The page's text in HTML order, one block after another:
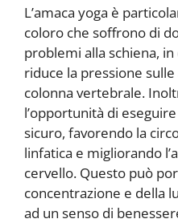
L’amaca yoga è
coloro che soffrono di
problemi alla schiena,
riduce la pressione
colonna vertebrale.
l’opportunità di
sicuro, favorendo la
linfatica e migliorando
cervello. Questo può
concentrazione e della
ad un senso di